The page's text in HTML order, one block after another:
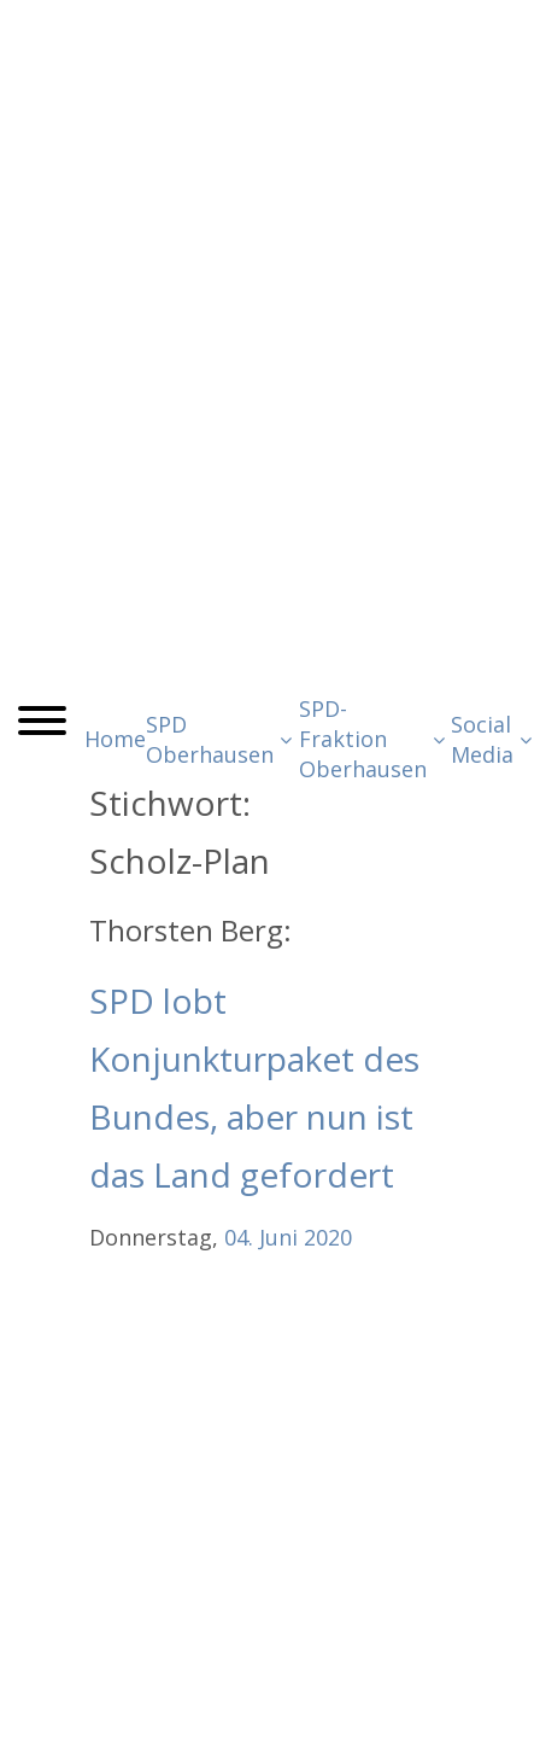
Home
SPD
Oberhausen
SPD-
Fraktion
Oberhausen
Social
Media
Stichwort:
Scholz-Plan
Thorsten Berg:
SPD lobt
Konjunkturpaket des
Bundes, aber nun ist
das Land gefordert
Donnerstag, 04. Juni 2020